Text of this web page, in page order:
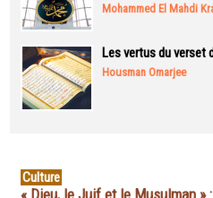
Mohammed El Mahdi
Les vertus du verset
Housman Omarjee
Culture
« Dieu, le Juif et le Musulman »